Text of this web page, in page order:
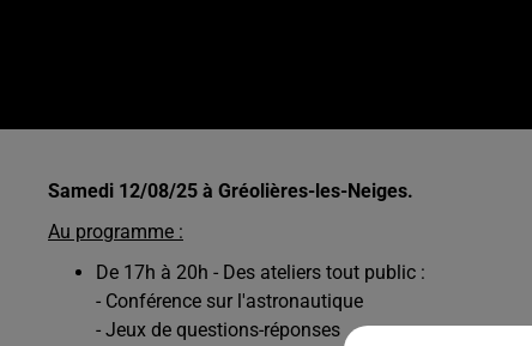
Samedi 12/08/25 à Gréolières-les-Neiges.
Au programme :
De 17h à 20h - Des ateliers tout public :
- Conférence sur l'astronautique
- Jeux de questions-réponses